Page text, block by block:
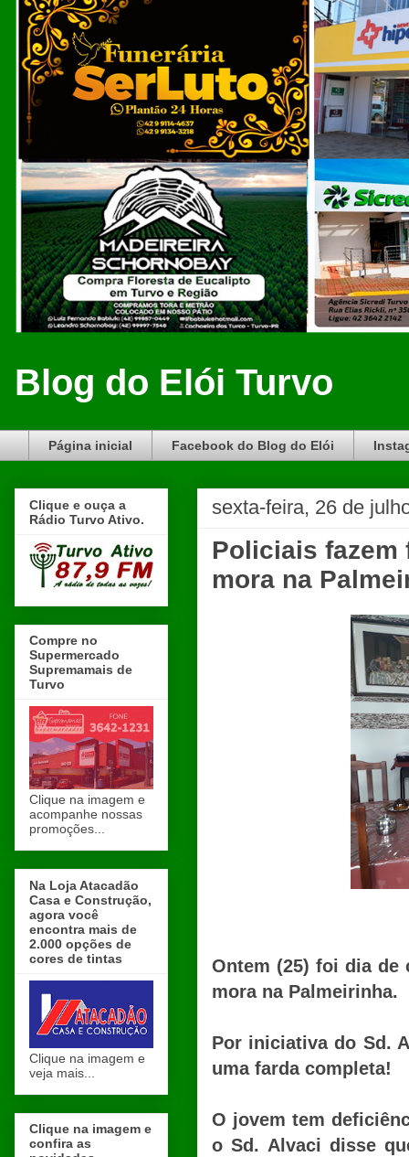
Blog do Elói Turvo
Página inicial Facebook do Blog do Elói
sexta-feira, 26 de
Policiais fazem
mora na
Ontem (25) foi dia de
mora na Palmeirinha.
Por iniciativa do Sd.
uma farda completa!
O jovem tem
o Sd. Alvaci disse
Clique e ouça a
Rádio Turvo Ativo.
Compre no
Supermercado
Supremamais de
Turvo
Clique na imagem e
acompanhe nossas
promoções...
Na Loja Atacadão
Casa e Construção,
agora você
encontra mais de
2.000 opções de
cores de tintas
Clique na imagem e
veja mais...
Clique na imagem e
confira as